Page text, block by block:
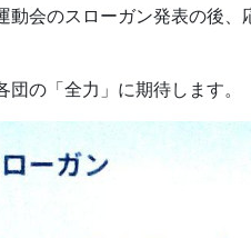
動会のスローガン発表の後、
団の「全力」に期待します。